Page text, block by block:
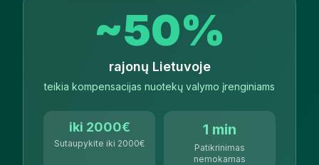
~50%
rajonų Lietuvoje
teikia kompensacijas nuotekų valymo įrenginiams
iki 2000€
Sutaupykite iki 2000€
1 min
Patikrinimas
nemokamas